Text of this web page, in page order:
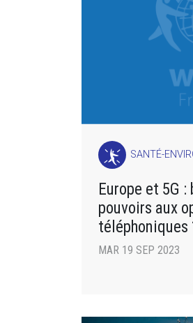
SANTÉ-
Europe et 5G
pouvoirs aux
téléphoniques
MAR 19 SEP 2023